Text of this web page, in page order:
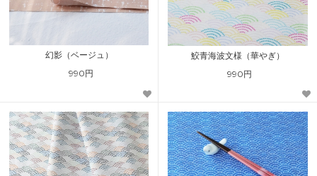
幻影（ベージュ）
990円
鮫青海波文様（華やぎ）
990円